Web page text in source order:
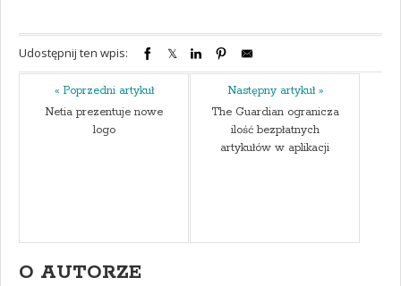
Udostępnij ten wpis:
« Poprzedni artykuł
Netia prezentuje nowe
logo
Następny artykuł »
The Guardian ogranicza
ilość bezpłatnych
artykułów w aplikacji
O AUTORZE